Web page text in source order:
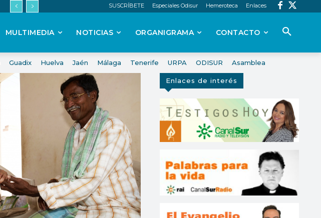
SUSCRÍBETE Especiales Odisur Hemeroteca Enlaces
MULTIMEDIA NOTICIAS ORGANIGRAMA CONTACTO
Guadix Huelva Jaén Málaga Tenerife URPA ODISUR Asamblea
Enlaces de interés